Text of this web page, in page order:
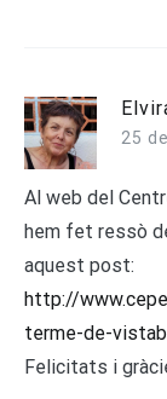
25
Al web del
hem fet ressò
aquest post:
http://
terme-de-
Felicitats i